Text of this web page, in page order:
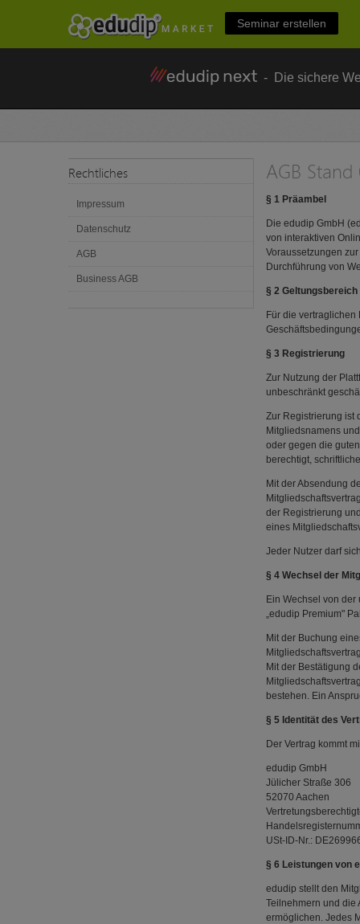
Seminar erstellen
- Die sichere
Rechtliches
Impressum
Datenschutz
AGB
Business AGB
AGB Stand
§ 1 Präambel
Die edudip GmbH
von interaktiven
Voraussetzungen
Durchführung von
§ 2 Geltungsbereich
Für die
§ 3 Registrierung
Zur Nutzung der
unbeschränkt
Zur Registrierung ist
Mitgliedsnamens
oder gegen die
berechtigt,
Mit der Absendung
der Registrierung
eines
Jeder Nutzer darf
§ 4 Wechsel der
Ein Wechsel von
„edudip Premium"
Mit der Buchung
Mit der Bestätigung
bestehen. Ein
§ 5 Identität des
Der Vertrag kommt
edudip GmbH
Jülicher Straße 306
52070 Aachen
USt-ID-Nr.:
§ 6 Leistungen von
edudip stellt den
Teilnehmern und die
ermöglichen. Jedes